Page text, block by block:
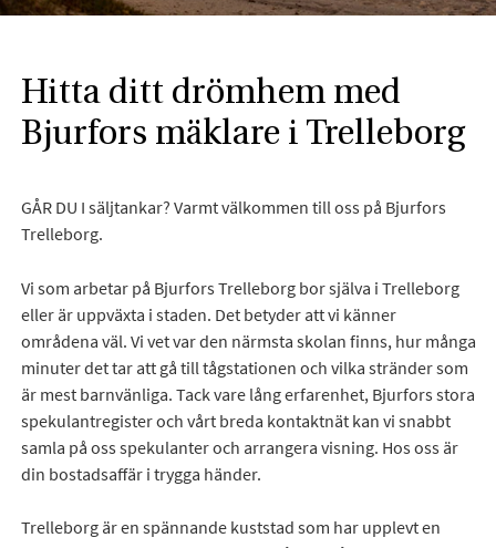
Hitta ditt drömhem med
Bjurfors mäklare i Trelleborg
GÅR DU I säljtankar? Varmt välkommen till oss på Bjurfors
Trelleborg.
Vi som arbetar på Bjurfors Trelleborg bor själva i Trelleborg
eller är uppväxta i staden. Det betyder att vi känner
områdena väl. Vi vet var den närmsta skolan finns, hur många
minuter det tar att gå till tågstationen och vilka stränder som
är mest barnvänliga. Tack vare lång erfarenhet, Bjurfors stora
spekulantregister och vårt breda kontaktnät kan vi snabbt
samla på oss spekulanter och arrangera visning. Hos oss är
din bostadsaffär i trygga händer.
Trelleborg är en spännande kuststad som har upplevt en